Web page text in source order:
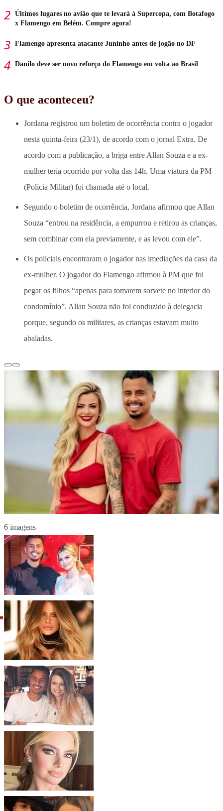
Últimos lugares no avião que te levará à Supercopa, com Botafogo
x Flamengo em Belém. Compre agora!
Flamengo apresenta atacante Juninho antes de jogão no DF
Danilo deve ser novo reforço do Flamengo em volta ao Brasil
O que aconteceu?
Jordana registrou um boletim de ocorrência contra o jogador
nesta quinta-feira (23/1), de acordo com o jornal Extra. De
acordo com a publicação, a briga entre Allan Souza e a ex-
mulher teria ocorrido por volta das 14h. Uma viatura da PM
(Polícia Militar) foi chamada até o local.
Segundo o boletim de ocorrência, Jordana afirmou que Allan
Souza “entrou na residência, a empurrou e retirou as crianças,
sem combinar com ela previamente, e as levou com ele”.
Os policiais encontraram o jogador nas imediações da casa da
ex-mulher. O jogador do Flamengo afirmou à PM que foi
pegar os filhos “apenas para tomarem sorvete no interior do
condomínio”. Allan Souza não foi conduzido à delegacia
porque, segundo os militares, as crianças estavam muito
abaladas.
6 imagens